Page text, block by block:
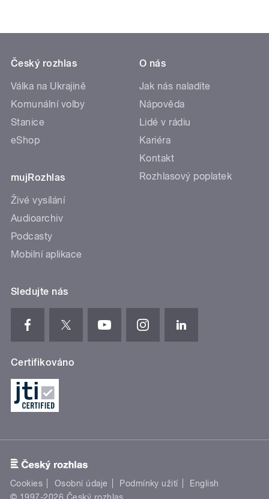
Český rozhlas
Válka na Ukrajině
Komunální volby
Stanice
eShop
mujRozhlas
Živé vysílání
Audioarchiv
Podcasty
Mobilní aplikace
O nás
Jak nás naladíte
Nápověda
Lidé v rádiu
Kariéra
Kontakt
Rozhlasový poplatek
Sledujte nás
Certifikováno
Cookies Osobní údaje Podmínky užití
English